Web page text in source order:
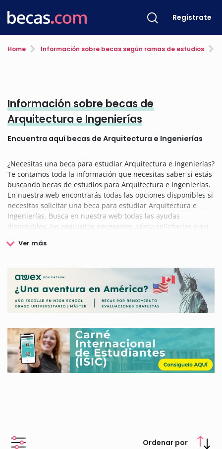
Regístrate
Home Información sobre becas según ramas de estudios
Información sobre becas de
Arquitectura e Ingenierías
Encuentra aquí becas de Arquitectura e Ingenierías
¿Necesitas una beca para estudiar Arquitectura e Ingenierías?
Te contamos toda la información que necesitas saber si estás
buscando becas de estudios para Arquitectura e Ingenierías.
En nuestra web encontrarás todas las opciones disponibles si
necesitas solicitar una beca para estudiar Arquitectura e
Ingenierías. Busca en nuestra web todas las ayudas
disponibles, los requisitos necesarios, cómo solicitarlas y así
Ordenar por